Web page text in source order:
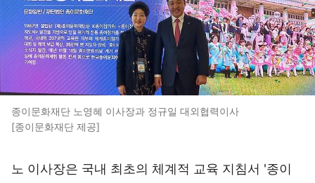
종이문화재단 노영혜 이사장과 정규일 대외협력이사
[종이문화재단 제공]
노 이사장은 국내 최초의 체계적 교육 지침서 '종이